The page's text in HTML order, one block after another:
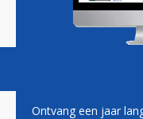
Magazine
Ontvang een jaar